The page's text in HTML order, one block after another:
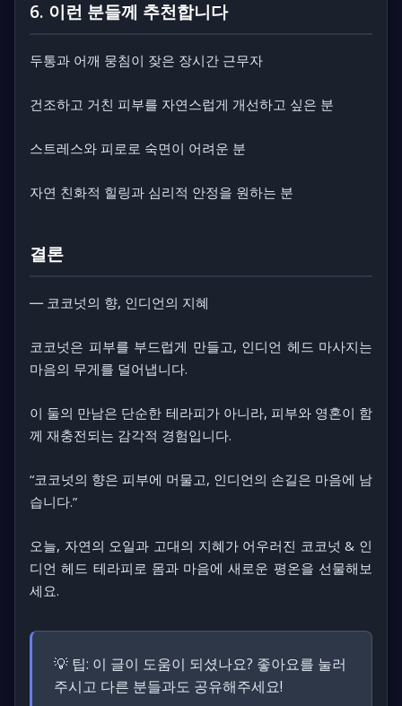
6. 이런 분들께 추천합니다
두통과 어깨 뭉침이 잦은 장시간 근무자
건조하고 거친 피부를 자연스럽게 개선하고 싶은 분
스트레스와 피로로 숙면이 어려운 분
자연 친화적 힐링과 심리적 안정을 원하는 분
결론
― 코코넛의 향, 인디언의 지혜
코코넛은 피부를 부드럽게 만들고, 인디언 헤드 마사지는
마음의 무게를 덜어냅니다.
이 둘의 만남은 단순한 테라피가 아니라, 피부와 영혼이 함
께 재충전되는 감각적 경험입니다.
“코코넛의 향은 피부에 머물고, 인디언의 손길은 마음에 남
습니다.”
오늘, 자연의 오일과 고대의 지혜가 어우러진 코코넛 & 인
디언 헤드 테라피 로 몸과 마음에 새로운 평온을 선물해보
세요.
💡 팁: 이 글이 도움이 되셨나요? 좋아요를 눌러
주시고 다른 분들과도 공유해주세요!